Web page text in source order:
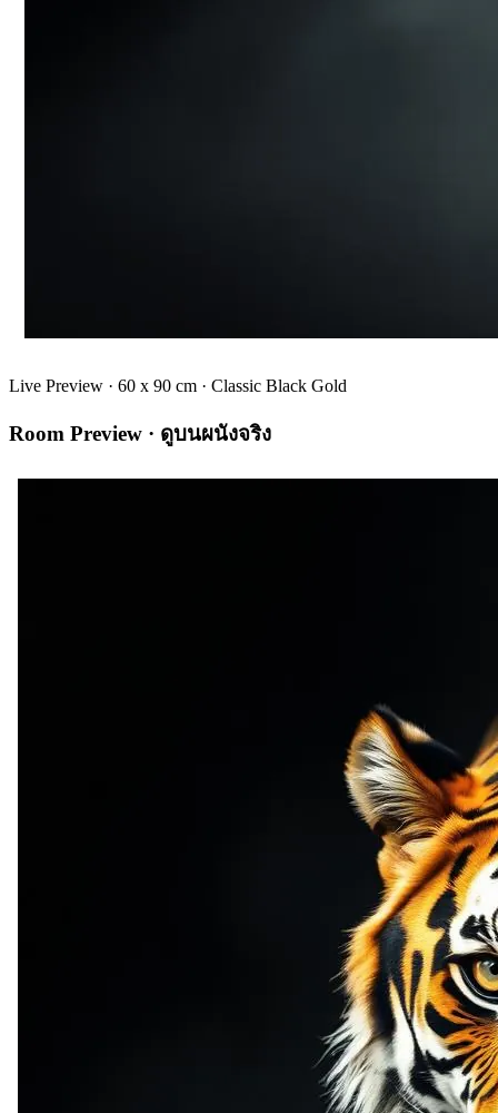
Live Preview · 60 x 90 cm · Classic Black Gold
Room Preview · ดูบนผนังจริง